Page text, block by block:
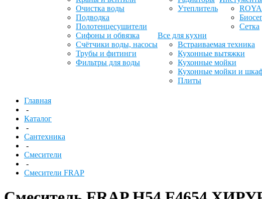
Очистка воды
Подводка
Полотенцесушители
Сифоны и обвязка
Счётчики воды, насосы
Трубы и фитинги
Фильтры для воды
Утеплитель
Сетка
Все для кухни
Встраиваемая техника
Кухонные вытяжки
Кухонные мойки
Кухонные мойки и
Плиты
Главная
-
Каталог
-
Сантехника
-
Смесители
-
Смесители FRAP